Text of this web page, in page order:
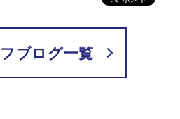
ブログ一覧